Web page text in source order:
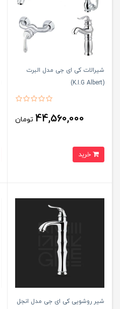
شیرالات کی ای جی مدل البرت
(K.I.G Albert)
44,560,000 تومان
شیر روشویی کی ای جی مدل انجل